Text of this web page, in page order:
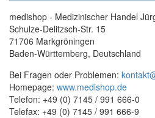
medishop - Medizinischer Handel
Schulze-Delitzsch-Str. 15
71706 Markgröningen
Baden-Württemberg, Deutschland
Bei Fragen oder Problemen:
Homepage: www.medishop.de
Telefon: +49 (0) 7145 / 991 666-0
Telefax: +49 (0) 7145 / 991 666-9